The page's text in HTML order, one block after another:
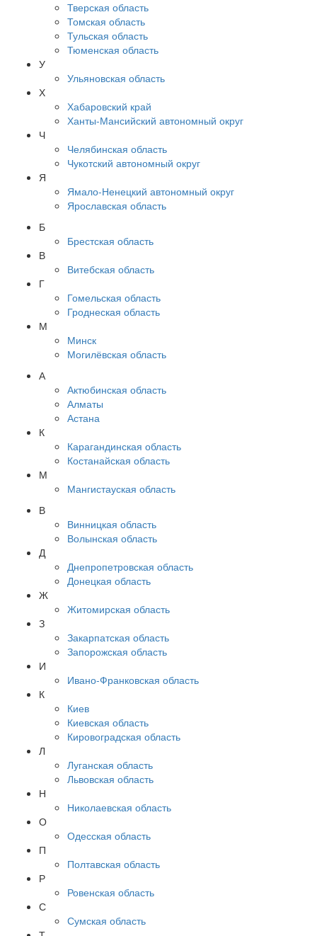
Тверская область
Томская область
Тульская область
Тюменская область
У
Ульяновская область
Х
Хабаровский край
Ханты-Мансийский автономный округ
Ч
Челябинская область
Чукотский автономный округ
Я
Ямало-Ненецкий автономный округ
Ярославская область
Б
Брестская область
В
Витебская область
Г
Гомельская область
Гроднеская область
М
Минск
Могилёвская область
А
Актюбинская область
Алматы
Астана
К
Карагандинская область
Костанайская область
М
Мангистауская область
В
Винницкая область
Волынская область
Д
Днепропетровская область
Донецкая область
Ж
Житомирская область
З
Закарпатская область
Запорожская область
И
Ивано-Франковская область
К
Киев
Киевская область
Кировоградская область
Л
Луганская область
Львовская область
Н
Николаевская область
О
Одесская область
П
Полтавская область
Р
Ровенская область
С
Сумская область